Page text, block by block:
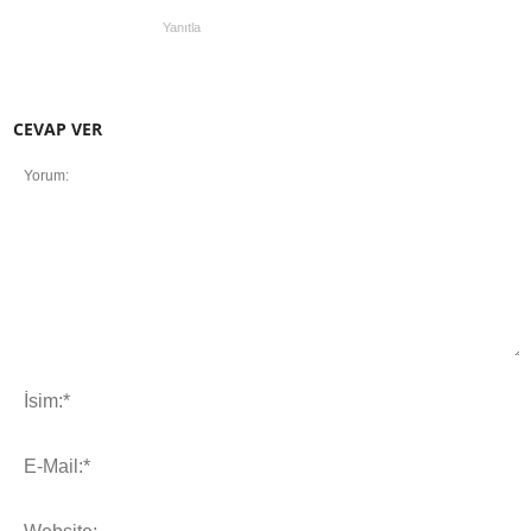
Yanıtla
CEVAP VER